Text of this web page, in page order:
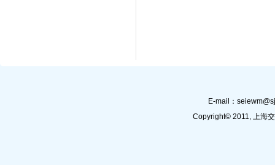
E-mail：
Copyright© 2011, 上海